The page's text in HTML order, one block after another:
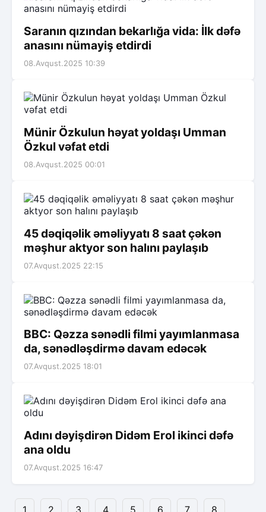
Saranın qızından bekarlığa vida: İlk dəfə
anasını nümayiş etdirdi
08.Avqust.2025 10:39
Münir Özkulun həyat yoldaşı Umman
Özkul vəfat etdi
08.Avqust.2025 00:01
45 dəqiqəlik əməliyyatı 8 saat çəkən
məşhur aktyor son halını paylaşıb
07.Avqust.2025 22:15
BBC: Qəzza sənədli filmi yayımlanmasa
da, sənədləşdirmə davam edəcək
07.Avqust.2025 18:01
Adını dəyişdirən Didəm Erol ikinci dəfə
ana oldu
07.Avqust.2025 16:47